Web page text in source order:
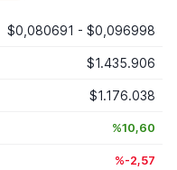
$0,080691 - $0,096998
$1.435.906
$1.176.038
%10,60
%-2,57